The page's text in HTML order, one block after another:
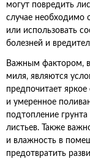
могут повредить
случае необходимо
или использовать
болезней и
Важным фактором,
миля, являются
предпочитает
и умеренное
подтопление
листьев. Также
и влажность в
предотвратить